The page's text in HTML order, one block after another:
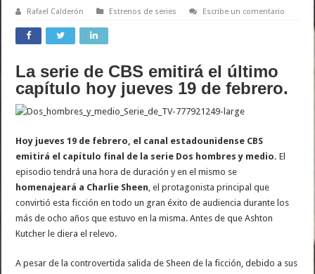
Rafael Calderón Estrenos de series Escribe un comentario
La serie de CBS emitirá el último
capítulo hoy jueves 19 de febrero.
Hoy jueves 19 de febrero, el canal estadounidense CBS
emitirá el capítulo final de la serie Dos hombres y medio. El
episodio tendrá una hora de duración y en el mismo se
homenajeará a Charlie Sheen, el protagonista principal que
convirtió esta ficción en todo un gran éxito de audiencia durante los
más de ocho años que estuvo en la misma. Antes de que Ashton
Kutcher le diera el relevo.
A pesar de la controvertida salida de Sheen de la ficción, debido a sus